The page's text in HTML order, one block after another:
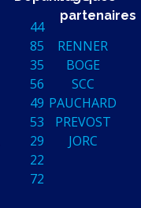
44
85
35
56
49
53
29
22
72
partenaires
RENNER
BOGE
SCC
PAUCHARD
PREVOST
JORC